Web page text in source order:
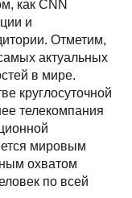
как CNN
и
Отметим,
актуальных
в мире.
круглосуточной
телекомпания
мировым
охватом
по всей